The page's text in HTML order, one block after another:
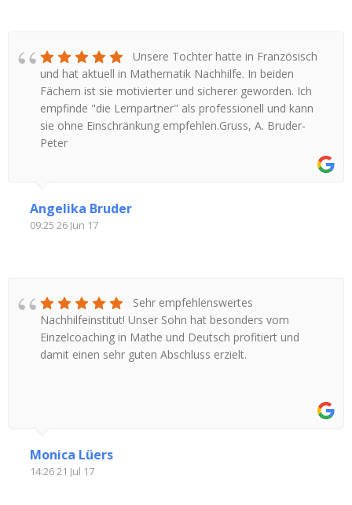
Unsere Tochter hatte in Französisch
und hat aktuell in Mathematik Nachhilfe. In beiden
Fächern ist sie motivierter und sicherer geworden. Ich
empfinde "die Lernpartner" als professionell und kann
sie ohne Einschränkung empfehlen.Gruss, A. Bruder-
Peter
Angelika Bruder
09:25 26 Jun 17
Sehr empfehlenswertes
Nachhilfeinstitut! Unser Sohn hat besonders vom
Einzelcoaching in Mathe und Deutsch profitiert und
damit einen sehr guten Abschluss erzielt.
Monica Lüers
14:26 21 Jul 17